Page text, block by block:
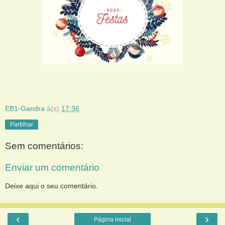
EB1-Gandra à(s) 17:36
Partilhar
Sem comentários:
Enviar um comentário
Deixe aqui o seu comentário.
‹ ›
Página inicial